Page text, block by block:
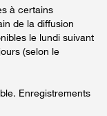
à certains
de la diffusion
le lundi suivant
(selon le
Enregistrements